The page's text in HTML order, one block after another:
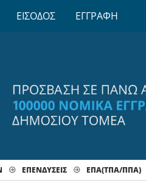
ΕΙΣΟΔΟΣ ΕΓΓΡΑΦΗ
ΕΠΕΝΔΥΣΕΙΣ ΕΠΑ(ΤΠΑ/ΠΠΑ)